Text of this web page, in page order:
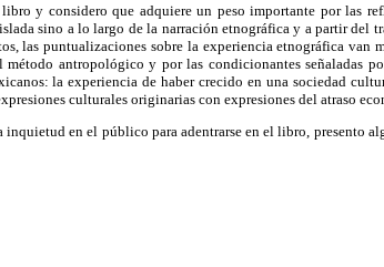
y considero que adquiere un peso importante por las
sino a lo largo de la narración etnográfica y a partir del
las puntualizaciones sobre la experiencia etnográfica van
antropológico y por las condicionantes señaladas
la experiencia de haber crecido en una sociedad
culturales originarias con expresiones del atraso
en el público para adentrarse en el libro, presento